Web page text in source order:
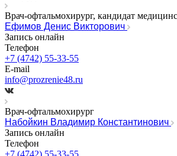
Врач-офтальмохирург, кандидат
Ефимов Денис Викторович
Запись онлайн
Телефон
+7 (4742) 55-33-55
E-mail
info@prozrenie48.ru
Врач-офтальмохирург
Набойкин Владимир Константинович
Запись онлайн
Телефон
+7 (4742) 55-33-55